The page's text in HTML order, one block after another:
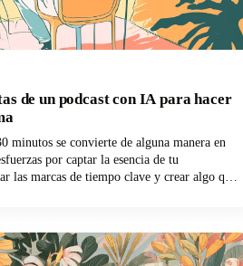
de un podcast con IA para hacer
minutos se convierte de alguna manera en
por captar la esencia de tu
las marcas de tiempo clave y crear algo que
de qué tratan tus episodios.